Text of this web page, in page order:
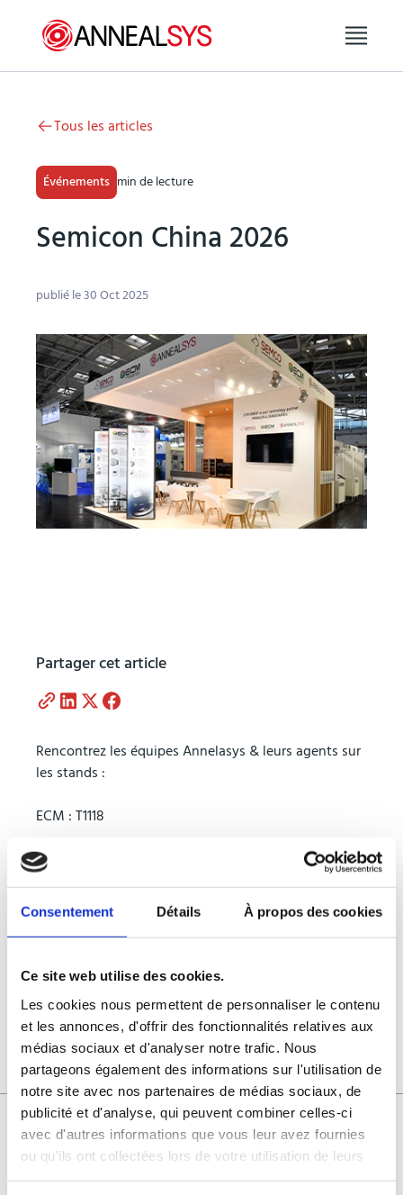
Consentement Détails À propos des cookies
Ce site web utilise des cookies.
Les cookies nous permettent de personnaliser le contenu
et les annonces, d'offrir des fonctionnalités relatives aux
médias sociaux et d'analyser notre trafic. Nous
partageons également des informations sur l'utilisation de
notre site avec nos partenaires de médias sociaux, de
publicité et d'analyse, qui peuvent combiner celles-ci
avec d'autres informations que vous leur avez fournies
ou qu'ils ont collectées lors de votre utilisation de leurs
Aller au contenuTous les articles
Événements min de lecture
Semicon China 2026
publié le 30 Oct 2025
Partager cet article
Rencontrez les équipes Annelasys & leurs agents sur
les stands :
ECM : T1118
Longsun : N2585
Luva system : N2176